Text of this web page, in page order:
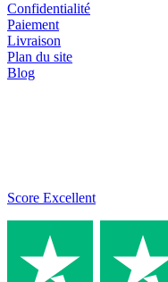
Confidentialité
Paiement
Livraison
Plan du site
Blog
Score Excellent